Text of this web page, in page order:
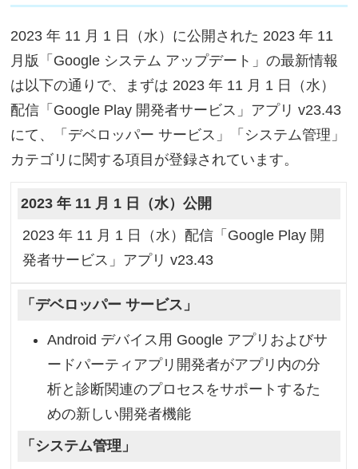
2023 年 11 月 1 日（水）に公開された 2023 年 11
月版「Google システム アップデート」の最新情報
は以下の通りで、まずは 2023 年 11 月 1 日（水）
配信「Google Play 開発者サービス」アプリ v23.43
にて、「デベロッパー サービス」「システム管理」
カテゴリに関する項目が登録されています。
2023 年 11 月 1 日（水）公開
2023 年 11 月 1 日（水）配信「Google Play 開
発者サービス」アプリ v23.43
「デベロッパー サービス」
Android デバイス用 Google アプリおよびサ
ードパーティアプリ開発者がアプリ内の分
析と診断関連のプロセスをサポートするた
めの新しい開発者機能
「システム管理」